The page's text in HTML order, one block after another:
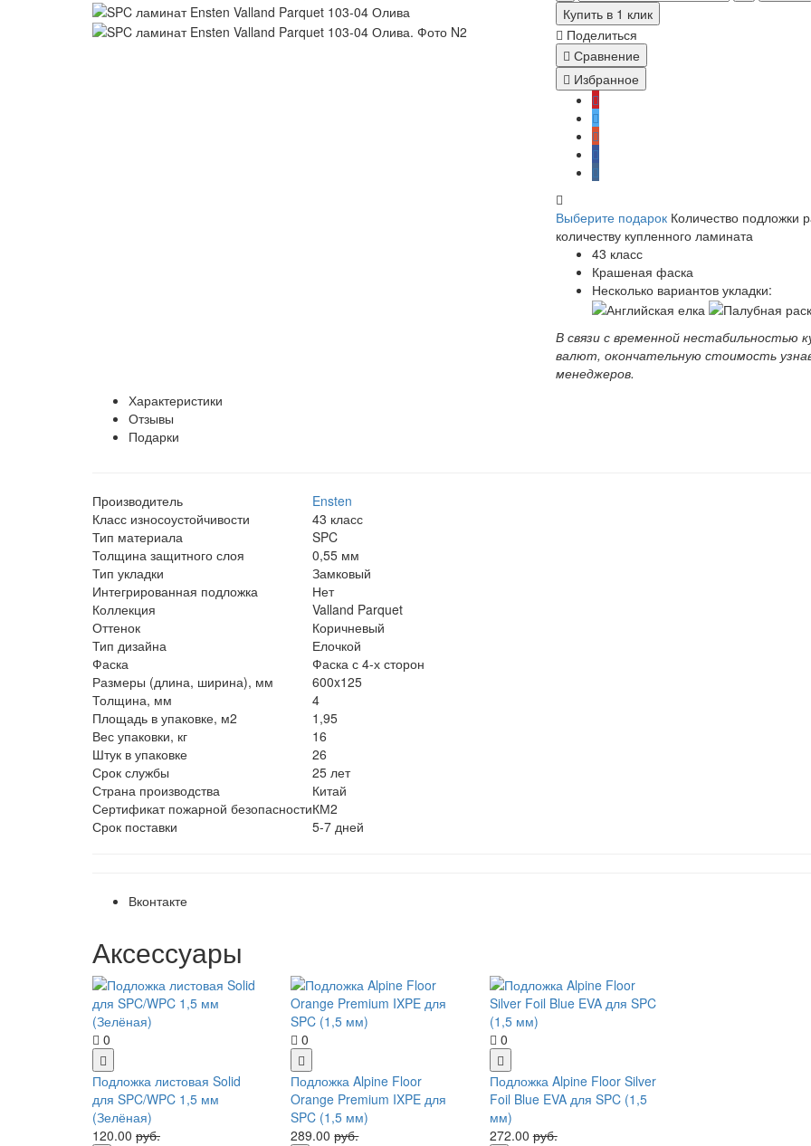
Купить в 1 клик
Поделиться
Сравнение
Избранное
Выберите подарок Количество подложки
количеству купленного ламината
43 класс
Крашеная фаска
Несколько вариантов укладки:
В связи с временной нестабильностью
валют, окончательную стоимость
менеджеров.
Характеристики
Отзывы
Подарки
Производитель
Ensten
Класс износоустойчивости
43 класс
Тип материала
SPC
Толщина защитного слоя
0,55 мм
Тип укладки
Замковый
Интегрированная подложка
Нет
Коллекция
Valland Parquet
Оттенок
Коричневый
Тип дизайна
Елочкой
Фаска
Фаска с 4-х сторон
Размеры (длина, ширина), мм
600x125
Толщина, мм
4
Площадь в упаковке, м2
1,95
Вес упаковки, кг
16
Штук в упаковке
26
Срок службы
25 лет
Страна производства
Китай
Сертификат пожарной безопасностиКМ2
Срок поставки
5-7 дней
Вконтакте
Аксессуары
0
Подложка листовая Solid
для SPC/WPC 1,5 мм
(Зелёная)
120.00 руб.
0
Подложка Alpine Floor
Orange Premium IXPE для
SPC (1,5 мм)
289.00руб.
0
Подложка Alpine Floor Silver
Foil Blue EVA для SPC (1,5
мм)
272.00руб.